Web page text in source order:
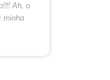
Ah, o
minha